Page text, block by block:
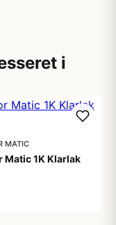
i
MATIC
Matic 1K Klarlak